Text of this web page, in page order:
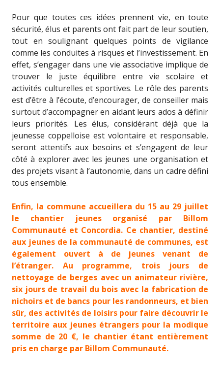
Pour que toutes ces idées prennent vie, en toute
sécurité, élus et parents ont fait part de leur soutien,
tout en soulignant quelques points de vigilance
comme les conduites à risques et l’investissement. En
effet, s’engager dans une vie associative implique de
trouver le juste équilibre entre vie scolaire et
activités culturelles et sportives. Le rôle des parents
est d’être à l’écoute, d’encourager, de conseiller mais
surtout d’accompagner en aidant leurs ados à définir
leurs priorités. Les élus, considérant déjà que la
jeunesse coppelloise est volontaire et responsable,
seront attentifs aux besoins et s’engagent de leur
côté à explorer avec les jeunes une organisation et
des projets visant à l’autonomie, dans un cadre défini
tous ensemble.
Enfin, la commune accueillera du 15 au 29 juillet
le chantier jeunes organisé par Billom
Communauté et Concordia. Ce chantier, destiné
aux jeunes de la communauté de communes, est
également ouvert à de jeunes venant de
l’étranger. Au programme, trois jours de
nettoyage de berges avec un animateur rivière,
six jours de travail du bois avec la fabrication de
nichoirs et de bancs pour les randonneurs, et bien
sûr, des activités de loisirs pour faire découvrir le
territoire aux jeunes étrangers pour la modique
somme de 20 €, le chantier étant entièrement
pris en charge par Billom Communauté.